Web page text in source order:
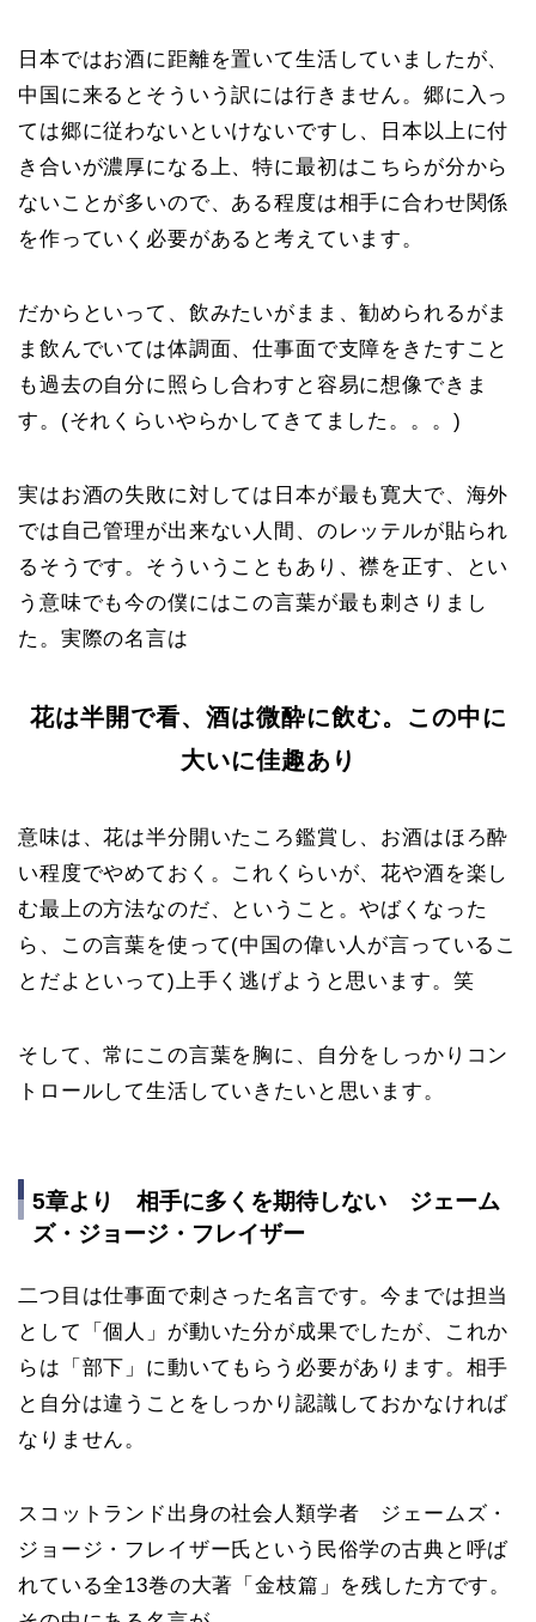
日本ではお酒に距離を置いて生活していましたが、
中国に来るとそういう訳には行きません。郷に入っ
ては郷に従わないといけないですし、日本以上に付
き合いが濃厚になる上、特に最初はこちらが分から
ないことが多いので、ある程度は相手に合わせ関係
を作っていく必要があると考えています。
だからといって、飲みたいがまま、勧められるがま
ま飲んでいては体調面、仕事面で支障をきたすこと
も過去の自分に照らし合わすと容易に想像できま
す。(それくらいやらかしてきてました。。。)
実はお酒の失敗に対しては日本が最も寛大で、海外
では自己管理が出来ない人間、のレッテルが貼られ
るそうです。そういうこともあり、襟を正す、とい
う意味でも今の僕にはこの言葉が最も刺さりまし
た。実際の名言は
花は半開で看、酒は微酔に飲む。この中に
大いに佳趣あり
意味は、花は半分開いたころ鑑賞し、お酒はほろ酔
い程度でやめておく。これくらいが、花や酒を楽し
む最上の方法なのだ、ということ。やばくなった
ら、この言葉を使って(中国の偉い人が言っているこ
とだよといって)上手く逃げようと思います。笑
そして、常にこの言葉を胸に、自分をしっかりコン
トロールして生活していきたいと思います。
5章より 相手に多くを期待しない ジェーム
ズ・ジョージ・フレイザー
二つ目は仕事面で刺さった名言です。今までは担当
として「個人」が動いた分が成果でしたが、これか
らは「部下」に動いてもらう必要があります。相手
と自分は違うことをしっかり認識しておかなければ
なりません。
スコットランド出身の社会人類学者 ジェームズ・
ジョージ・フレイザー氏という民俗学の古典と呼ば
れている全13巻の大著「金枝篇」を残した方です。